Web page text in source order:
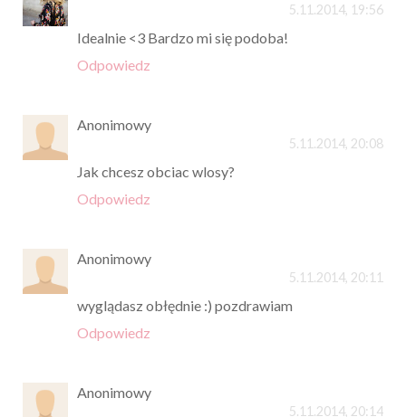
5.11.2014, 19:56
Idealnie <3 Bardzo mi się podoba!
Odpowiedz
Anonimowy
5.11.2014, 20:08
Jak chcesz obciac wlosy?
Odpowiedz
Anonimowy
5.11.2014, 20:11
wyglądasz obłędnie :) pozdrawiam
Odpowiedz
Anonimowy
5.11.2014, 20:14